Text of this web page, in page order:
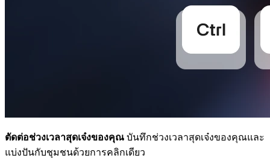
ตัดต่อช่วงเวลาสุดเจ๋งของคุณ บันทึกช่วงเวลาสุดเจ๋งของคุณและ
แบ่งปันกับชุมชนด้วยการคลิกเดียว